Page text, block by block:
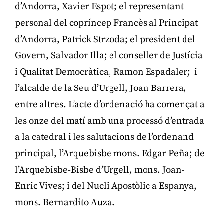
d’Andorra, Xavier Espot; el representant
personal del copríncep Francès al Principat
d’Andorra, Patrick Strzoda; el president del
Govern, Salvador Illa; el conseller de Justícia
i Qualitat Democràtica, Ramon Espadaler; i
l’alcalde de la Seu d’Urgell, Joan Barrera,
entre altres. L’acte d’ordenació ha començat a
les onze del matí amb una processó d’entrada
a la catedral i les salutacions de l’ordenand
principal, l’Arquebisbe mons. Edgar Peña; de
l’Arquebisbe-Bisbe d’Urgell, mons. Joan-
Enric Vives; i del Nucli Apostòlic a Espanya,
mons. Bernardito Auza.